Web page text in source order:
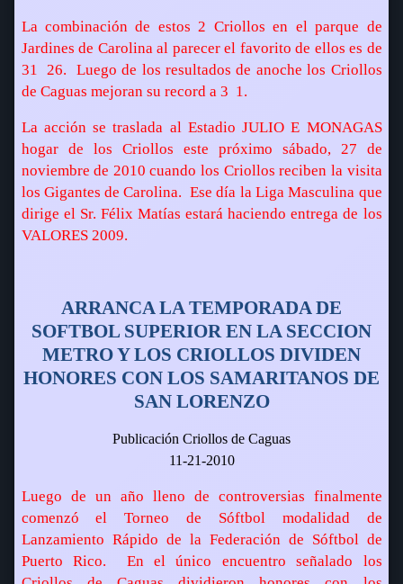
La combinación de estos 2 Criollos en el parque de
Jardines de Carolina al parecer el favorito de ellos es de
31  26.
Luego de los resultados de anoche los Criollos
de Caguas mejoran su record a 3  1.
La acción se traslada al Estadio JULIO E MONAGAS
hogar de los Criollos este próximo sábado, 27 de
noviembre de 2010 cuando los Criollos reciben la visita
los Gigantes de Carolina. Ese día la Liga Masculina que
dirige el Sr. Félix Matías estará haciendo entrega de los
VALORES 2009.
ARRANCA LA TEMPORADA DE
SOFTBOL SUPERIOR EN LA SECCION
METRO Y LOS CRIOLLOS DIVIDEN
HONORES CON LOS SAMARITANOS DE
SAN LORENZO
Publicación Criollos de Caguas
11-21-2010
Luego de un año lleno de controversias finalmente
comenzó el Torneo de Sóftbol modalidad de
Lanzamiento Rápido de la Federación de Sóftbol de
Puerto Rico.
En el único encuentro señalado los